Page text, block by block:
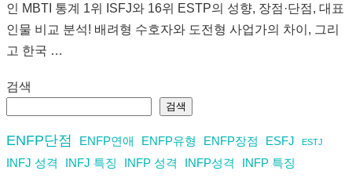
인 MBTI 통계 1위 ISFJ와 16위 ESTP의 성향, 장점·단점, 대표
인물 비교 분석! 배려형 수호자와 도전형 사업가의 차이, 그리
고 한국 …
검색
검색
ENFP단점 ENFP연애 ENFP유형 ENFP장점 ESFJ ESTJ
INFJ 성격 INFJ 특징 INFP 성격 INFP성격 INFP 특징